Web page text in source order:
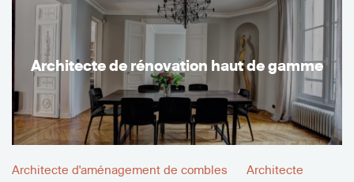
Architecte de rénovation haut de gamme
Architecte d'aménagement de combles
Architecte